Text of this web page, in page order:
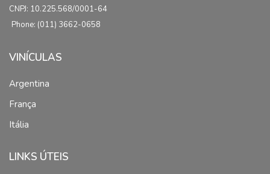
CNPJ: 10.225.568/0001-64
Phone: (011) 3662-0658
VINÍCULAS
Argentina
França
Itália
LINKS ÚTEIS